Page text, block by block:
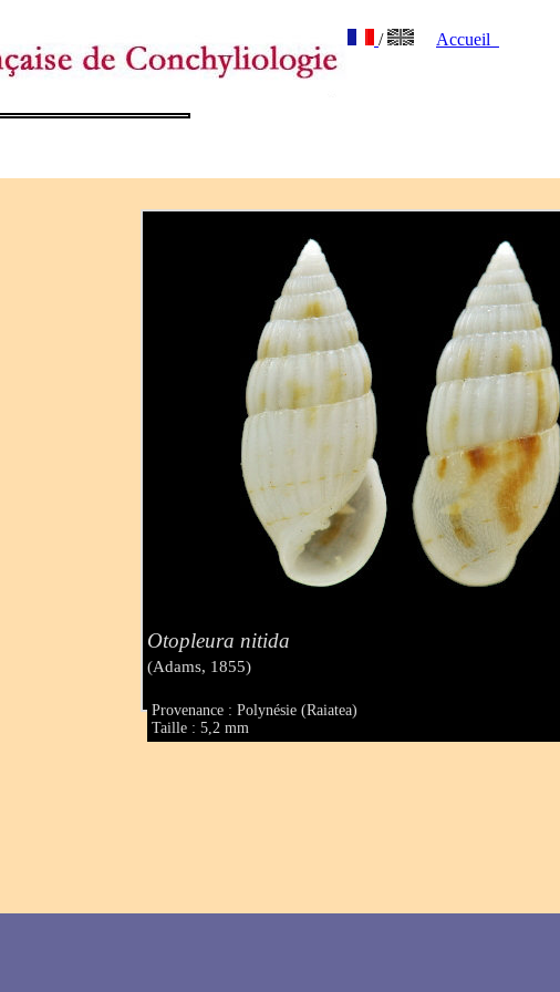
/ Accueil
Otopleura nitida
(Adams, 1855)
Provenance : Polynésie (Raiatea)
Taille : 5,2 mm